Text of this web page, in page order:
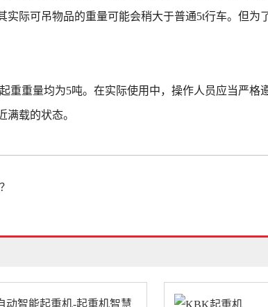
实际可吊物品的重量可能会稍大于普通5t行车。但
重重量均为5吨。在实际使用中，操作人员应当严
满载的状态。